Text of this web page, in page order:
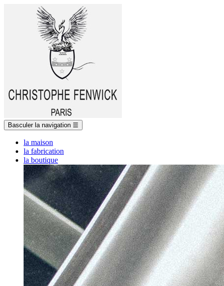
Basculer la navigation ☰
la maison
la fabrication
la boutique